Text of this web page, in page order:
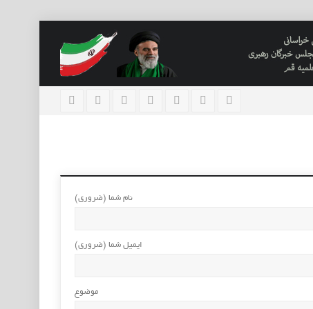
نام شما (ضروری)
ایمیل شما (ضروری)
موضوع